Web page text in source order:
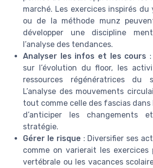
marché. Les exercices inspirés du
ou de la méthode munz
développer une discipline
l’analyse des tendances.
Analyser les infos et les cours
sur l’évolution du floor, les
ressources régénératrices du
L’analyse des mouvements
tout comme celle des fascias dans
d’anticiper les changements
stratégie.
Gérer le risque : Diversifier ses
comme on varierait les exercices
vertébrale ou les vacances